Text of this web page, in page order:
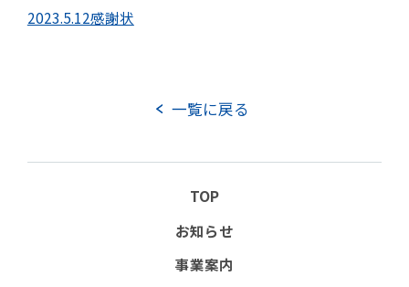
TOP
その他の取り組み
事業所所在地
2023.5.12感謝状
一覧に戻る
TOP
お知らせ
事業案内